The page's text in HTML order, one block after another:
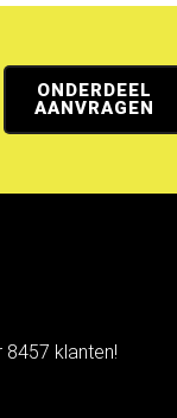
ONDERDEEL
AANVRAGEN
klanten!